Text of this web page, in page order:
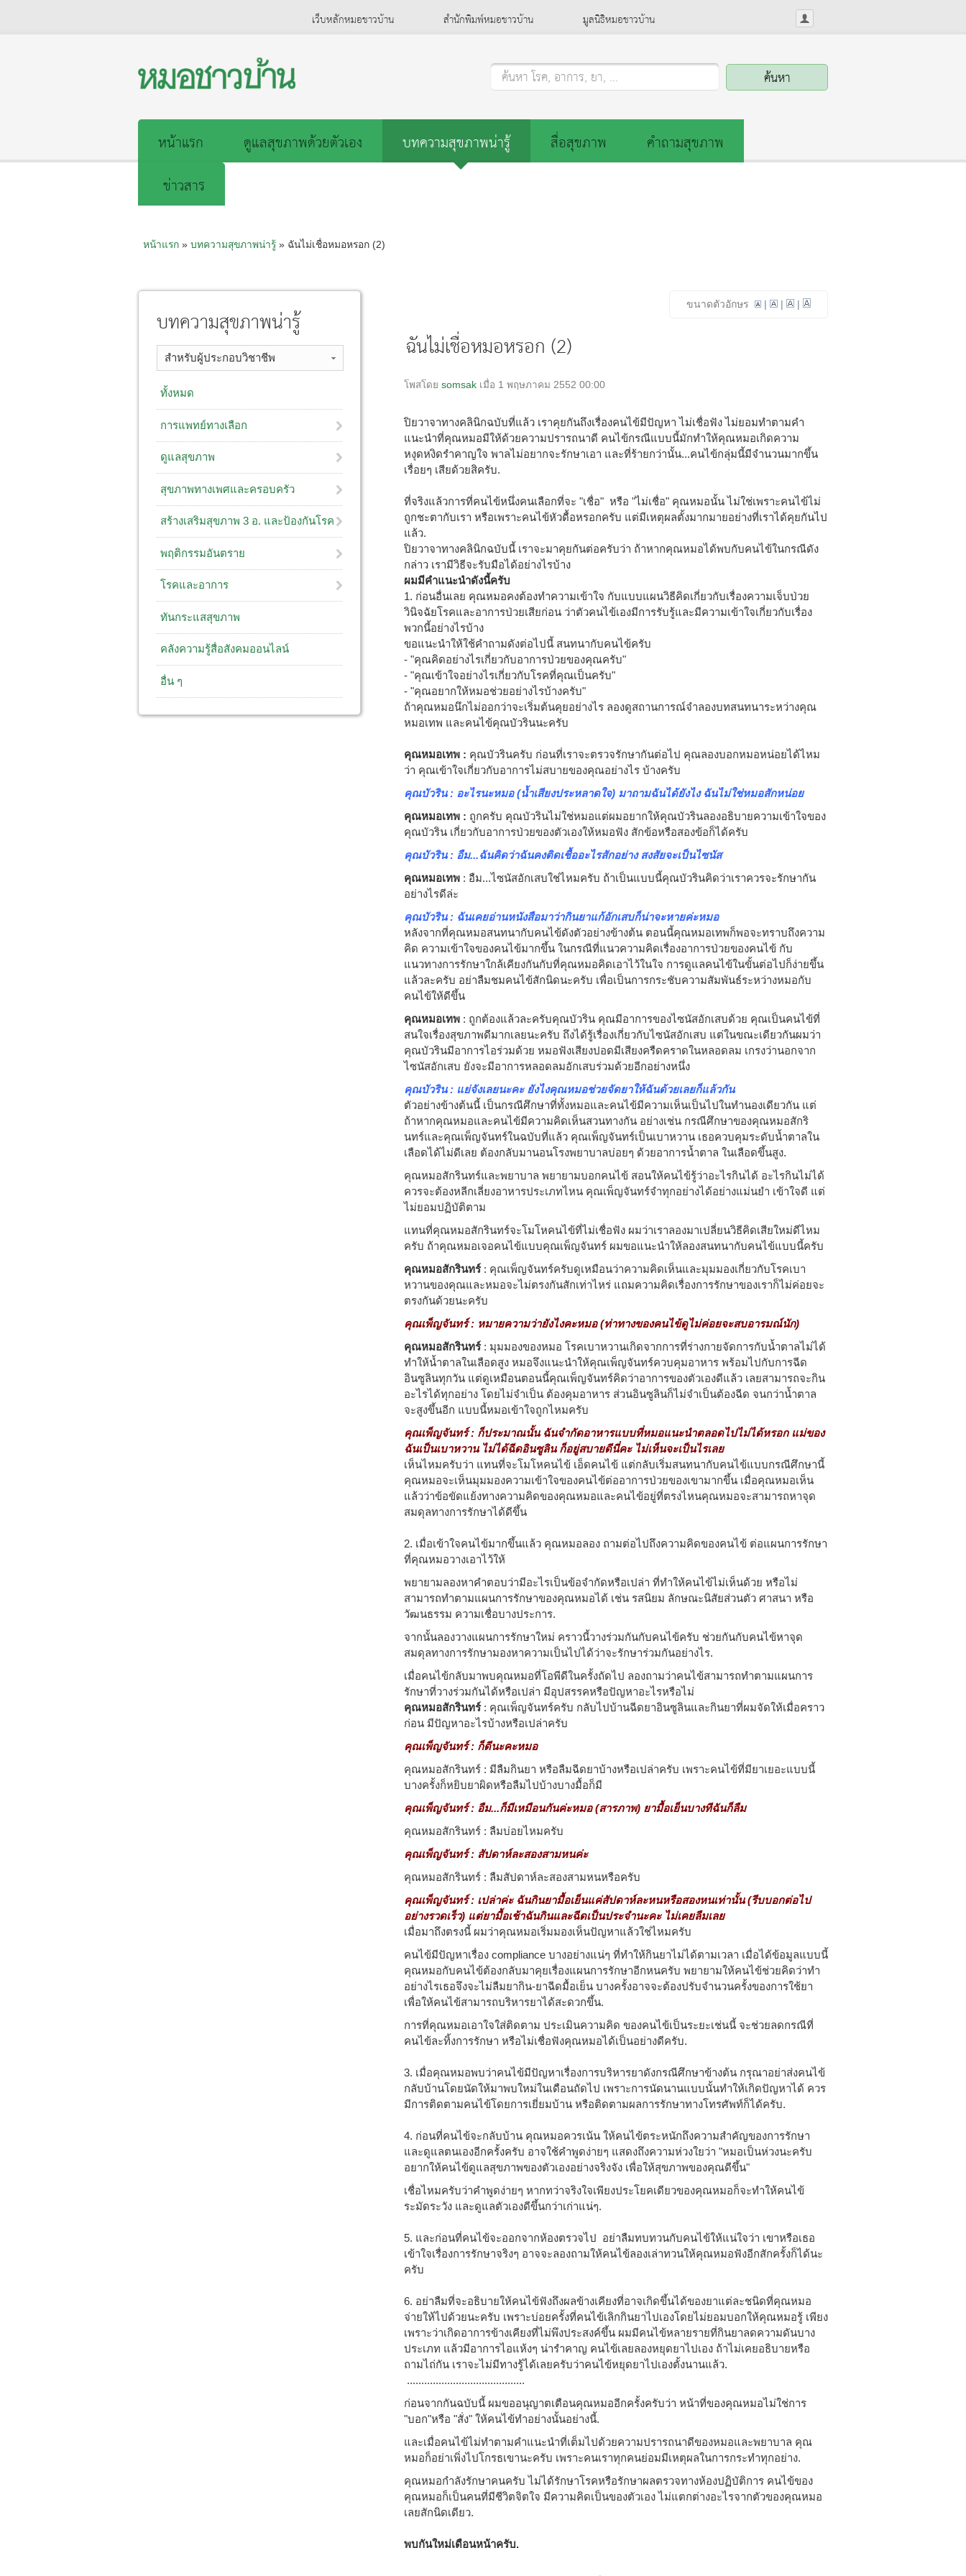
เว็บหลักหมอชาวบ้าน สำนักพิมพ์หมอชาวบ้าน มูลนิธิหมอชาวบ้าน
ค้นหา โรค, อาการ, ยา, ...
หน้าแรก ดูแลสุขภาพด้วยตัวเอง บทความสุขภาพน่ารู้ สื่อสุขภาพ
คำถามสุขภาพ
ข่าวสาร
หน้าแรก» บทความสุขภาพน่ารู้» ฉันไม่เชื่อหมอหรอก (2)
ขนาดตัวอักษร | | |
ฉันไม่เชื่อหมอหรอก (2)
โพสโดย somsak เมื่อ 1 พฤษภาคม 2552 00:00
ปิยวาจาทางคลินิกฉบับที่แล้ว เราคุยกันถึงเรื่องคนไข้มีปัญหา ไม่เชื่อฟัง ไม่ยอมทำตามคำ
แนะนำที่คุณหมอมีให้ด้วยความปรารถนาดี คนไข้กรณีแบบนี้มักทำให้คุณหมอเกิดความ
หงุดหงิดรำคาญใจ พาลไม่อยากจะรักษาเอา และที่ร้ายกว่านั้น...คนไข้กลุ่มนี้มีจำนวนมากขึ้น
เรื่อยๆ เสียด้วยสิครับ.
ที่จริงแล้วการที่คนไข้หนึ่งคนเลือกที่จะ "เชื่อ" หรือ "ไม่เชื่อ" คุณหมอนั้น ไม่ใช่เพราะคนไข้ไม่
ถูกชะตากับเรา หรือเพราะคนไข้หัวดื้อหรอกครับ แต่มีเหตุผลตั้งมากมายอย่างที่เราได้คุยกันไป
แล้ว.
ปิยวาจาทางคลินิกฉบับนี้ เราจะมาคุยกันต่อครับว่า ถ้าหากคุณหมอได้พบกับคนไข้ในกรณีดัง
กล่าว เรามีวิธีจะรับมือได้อย่างไรบ้าง
ผมมีคำแนะนำดังนี้ครับ
1. ก่อนอื่นเลย คุณหมอคงต้องทำความเข้าใจ กับแบบแผนวิธีคิดเกี่ยวกับเรื่องความเจ็บป่วย
วินิจฉัยโรคและอาการป่วยเสียก่อน ว่าตัวคนไข้เองมีการรับรู้และมีความเข้าใจเกี่ยวกับเรื่อง
พวกนี้อย่างไรบ้าง
ขอแนะนำให้ใช้คำถามดังต่อไปนี้ สนทนากับคนไข้ครับ
- "คุณคิดอย่างไรเกี่ยวกับอาการป่วยของคุณครับ"
- "คุณเข้าใจอย่างไรเกี่ยวกับโรคที่คุณเป็นครับ"
- "คุณอยากให้หมอช่วยอย่างไรบ้างครับ"
ถ้าคุณหมอนึกไม่ออกว่าจะเริ่มต้นคุยอย่างไร ลองดูสถานการณ์จำลองบทสนทนาระหว่างคุณ
หมอเทพ และคนไข้คุณบัวรินนะครับ
คุณหมอเทพ : คุณบัวรินครับ ก่อนที่เราจะตรวจรักษากันต่อไป คุณลองบอกหมอหน่อยได้ไหม
ว่า คุณเข้าใจเกี่ยวกับอาการไม่สบายของคุณอย่างไร บ้างครับ
คุณบัวริน : อะไรนะหมอ (น้ำเสียงประหลาดใจ) มาถามฉันได้ยังไง ฉันไม่ใช่หมอสักหน่อย
คุณหมอเทพ : ถูกครับ คุณบัวรินไม่ใช่หมอแต่ผมอยากให้คุณบัวรินลองอธิบายความเข้าใจของ
คุณบัวริน เกี่ยวกับอาการป่วยของตัวเองให้หมอฟัง สักข้อหรือสองข้อก็ได้ครับ
คุณบัวริน : อืม...ฉันคิดว่าฉันคงติดเชื้ออะไรสักอย่าง สงสัยจะเป็นไซนัส
คุณหมอเทพ : อืม...ไซนัสอักเสบใช่ไหมครับ ถ้าเป็นแบบนี้คุณบัวรินคิดว่าเราควรจะรักษากัน
อย่างไรดีล่ะ
คุณบัวริน : ฉันเคยอ่านหนังสือมาว่ากินยาแก้อักเสบก็น่าจะหายค่ะหมอ
หลังจากที่คุณหมอสนทนากับคนไข้ดังตัวอย่างข้างต้น ตอนนี้คุณหมอเทพก็พอจะทราบถึงความ
คิด ความเข้าใจของคนไข้มากขึ้น ในกรณีที่แนวความคิดเรื่องอาการป่วยของคนไข้ กับ
แนวทางการรักษาใกล้เคียงกันกับที่คุณหมอคิดเอาไว้ในใจ การดูแลคนไข้ในขั้นต่อไปก็ง่ายขึ้น
แล้วละครับ อย่าลืมชมคนไข้สักนิดนะครับ เพื่อเป็นการกระชับความสัมพันธ์ระหว่างหมอกับ
คนไข้ให้ดีขึ้น
คุณหมอเทพ : ถูกต้องแล้วละครับคุณบัวริน คุณมีอาการของไซนัสอักเสบด้วย คุณเป็นคนไข้ที่
สนใจเรื่องสุขภาพดีมากเลยนะครับ ถึงได้รู้เรื่องเกี่ยวกับไซนัสอักเสบ แต่ในขณะเดียวกันผมว่า
คุณบัวรินมีอาการไอร่วมด้วย หมอฟังเสียงปอดมีเสียงครืดคราดในหลอดลม เกรงว่านอกจาก
ไซนัสอักเสบ ยังจะมีอาการหลอดลมอักเสบร่วมด้วยอีกอย่างหนึ่ง
คุณบัวริน : แย่จังเลยนะคะ ยังไงคุณหมอช่วยจัดยาให้ฉันด้วยเลยก็แล้วกัน
ตัวอย่างข้างต้นนี้ เป็นกรณีศึกษาที่ทั้งหมอและคนไข้มีความเห็นเป็นไปในทำนองเดียวกัน แต่
ถ้าหากคุณหมอและคนไข้มีความคิดเห็นสวนทางกัน อย่างเช่น กรณีศึกษาของคุณหมอสักริ
นทร์และคุณเพ็ญจันทร์ในฉบับที่แล้ว คุณเพ็ญจันทร์เป็นเบาหวาน เธอควบคุมระดับน้ำตาลใน
เลือดได้ไม่ดีเลย ต้องกลับมานอนโรงพยาบาลบ่อยๆ ด้วยอาการน้ำตาล ในเลือดขึ้นสูง.
คุณหมอสักรินทร์และพยาบาล พยายามบอกคนไข้ สอนให้คนไข้รู้ว่าอะไรกินได้ อะไรกินไม่ได้
ควรจะต้องหลีกเลี่ยงอาหารประเภทไหน คุณเพ็ญจันทร์จำทุกอย่างได้อย่างแม่นยำ เข้าใจดี แต่
ไม่ยอมปฏิบัติตาม
แทนที่คุณหมอสักรินทร์จะโมโหคนไข้ที่ไม่เชื่อฟัง ผมว่าเราลองมาเปลี่ยนวิธีคิดเสียใหม่ดีไหม
ครับ ถ้าคุณหมอเจอคนไข้แบบคุณเพ็ญจันทร์ ผมขอแนะนำให้ลองสนทนากับคนไข้แบบนี้ครับ
คุณหมอสักรินทร์ : คุณเพ็ญจันทร์ครับดูเหมือนว่าความคิดเห็นและมุมมองเกี่ยวกับโรคเบา
หวานของคุณและหมอจะไม่ตรงกันสักเท่าไหร่ แถมความคิดเรื่องการรักษาของเราก็ไม่ค่อยจะ
ตรงกันด้วยนะครับ
คุณเพ็ญจันทร์ : หมายความว่ายังไงคะหมอ (ท่าทางของคนไข้ดูไม่ค่อยจะสบอารมณ์นัก)
คุณหมอสักรินทร์: มุมมองของหมอ โรคเบาหวานเกิดจากการที่ร่างกายจัดการกับน้ำตาลไม่ได้
ทำให้น้ำตาลในเลือดสูง หมอจึงแนะนำให้คุณเพ็ญจันทร์ควบคุมอาหาร พร้อมไปกับการฉีด
อินซูลินทุกวัน แต่ดูเหมือนตอนนี้คุณเพ็ญจันทร์คิดว่าอาการของตัวเองดีแล้ว เลยสามารถจะกิน
อะไรได้ทุกอย่าง โดยไม่จำเป็น ต้องคุมอาหาร ส่วนอินซูลินก็ไม่จำเป็นต้องฉีด จนกว่าน้ำตาล
จะสูงขึ้นอีก แบบนี้หมอเข้าใจถูกไหมครับ
คุณเพ็ญจันทร์ : ก็ประมาณนั้น ฉันจำกัดอาหารแบบที่หมอแนะนำตลอดไปไม่ได้หรอก แม่ของ
ฉันเป็นเบาหวาน ไม่ได้ฉีดอินซูลิน ก็อยู่สบายดีนี่คะ ไม่เห็นจะเป็นไรเลย
เห็นไหมครับว่า แทนที่จะโมโหคนไข้ เอ็ดคนไข้ แต่กลับเริ่มสนทนากับคนไข้แบบกรณีศึกษานี้
คุณหมอจะเห็นมุมมองความเข้าใจของคนไข้ต่ออาการป่วยของเขามากขึ้น เมื่อคุณหมอเห็น
แล้วว่าข้อขัดแย้งทางความคิดของคุณหมอและคนไข้อยู่ที่ตรงไหนคุณหมอจะสามารถหาจุด
สมดุลทางการรักษาได้ดีขึ้น
2. เมื่อเข้าใจคนไข้มากขึ้นแล้ว คุณหมอลอง ถามต่อไปถึงความคิดของคนไข้ ต่อแผนการรักษา
ที่คุณหมอวางเอาไว้ให้
พยายามลองหาคำตอบว่ามีอะไรเป็นข้อจำกัดหรือเปล่า ที่ทำให้คนไข้ไม่เห็นด้วย หรือไม่
สามารถทำตามแผนการรักษาของคุณหมอได้ เช่น รสนิยม ลักษณะนิสัยส่วนตัว ศาสนา หรือ
วัฒนธรรม ความเชื่อบางประการ.
จากนั้นลองวางแผนการรักษาใหม่ คราวนี้วางร่วมกันกับคนไข้ครับ ช่วยกันกับคนไข้หาจุด
สมดุลทางการรักษามองหาความเป็นไปได้ว่าจะรักษาร่วมกันอย่างไร.
เมื่อคนไข้กลับมาพบคุณหมอที่โอพีดีในครั้งถัดไป ลองถามว่าคนไข้สามารถทำตามแผนการ
รักษาที่วางร่วมกันได้หรือเปล่า มีอุปสรรคหรือปัญหาอะไรหรือไม่
คุณหมอสักรินทร์ : คุณเพ็ญจันทร์ครับ กลับไปบ้านฉีดยาอินซูลินและกินยาที่ผมจัดให้เมื่อคราว
ก่อน มีปัญหาอะไรบ้างหรือเปล่าครับ
คุณเพ็ญจันทร์ : ก็ดีนะคะหมอ
คุณหมอสักรินทร์ : มีลืมกินยา หรือลืมฉีดยาบ้างหรือเปล่าครับ เพราะคนไข้ที่มียาเยอะแบบนี้
บางครั้งก็หยิบยาผิดหรือลืมไปบ้างบางมื้อก็มี
คุณเพ็ญจันทร์ : อืม...ก็มีเหมือนกันค่ะหมอ (สารภาพ) ยามื้อเย็นบางทีฉันก็ลืม
คุณหมอสักรินทร์ : ลืมบ่อยไหมครับ
คุณเพ็ญจันทร์ : สัปดาห์ละสองสามหนค่ะ
คุณหมอสักรินทร์ : ลืมสัปดาห์ละสองสามหนหรือครับ
คุณเพ็ญจันทร์ : เปล่าค่ะ ฉันกินยามื้อเย็นแค่สัปดาห์ละหนหรือสองหนเท่านั้น (รีบบอกต่อไป
อย่างรวดเร็ว) แต่ยามื้อเช้าฉันกินและฉีดเป็นประจำนะคะ ไม่เคยลืมเลย
เมื่อมาถึงตรงนี้ ผมว่าคุณหมอเริ่มมองเห็นปัญหาแล้วใช่ไหมครับ
คนไข้มีปัญหาเรื่อง compliance บางอย่างแน่ๆ ที่ทำให้กินยาไม่ได้ตามเวลา เมื่อได้ข้อมูลแบบนี้
คุณหมอกับคนไข้ต้องกลับมาคุยเรื่องแผนการรักษาอีกหนครับ พยายามให้คนไข้ช่วยคิดว่าทำ
อย่างไรเธอจึงจะไม่ลืมยากิน-ยาฉีดมื้อเย็น บางครั้งอาจจะต้องปรับจำนวนครั้งของการใช้ยา
เพื่อให้คนไข้สามารถบริหารยาได้สะดวกขึ้น.
การที่คุณหมอเอาใจใส่ติดตาม ประเมินความคิด ของคนไข้เป็นระยะเช่นนี้ จะช่วยลดกรณีที่
คนไข้ละทิ้งการรักษา หรือไม่เชื่อฟังคุณหมอได้เป็นอย่างดีครับ.
3. เมื่อคุณหมอพบว่าคนไข้มีปัญหาเรื่องการบริหารยาดังกรณีศึกษาข้างต้น กรุณาอย่าส่งคนไข้
กลับบ้านโดยนัดให้มาพบใหม่ในเดือนถัดไป เพราะการนัดนานแบบนั้นทำให้เกิดปัญหาได้ ควร
มีการติดตามคนไข้โดยการเยี่ยมบ้าน หรือติดตามผลการรักษาทางโทรศัพท์ก็ได้ครับ.
4. ก่อนที่คนไข้จะกลับบ้าน คุณหมอควรเน้น ให้คนไข้ตระหนักถึงความสำคัญของการรักษา
และดูแลตนเองอีกครั้งครับ อาจใช้คำพูดง่ายๆ แสดงถึงความห่วงใยว่า "หมอเป็นห่วงนะครับ
อยากให้คนไข้ดูแลสุขภาพของตัวเองอย่างจริงจัง เพื่อให้สุขภาพของคุณดีขึ้น"
เชื่อไหมครับว่าคำพูดง่ายๆ หากทว่าจริงใจเพียงประโยคเดียวของคุณหมอก็จะทำให้คนไข้
ระมัดระวัง และดูแลตัวเองดีขึ้นกว่าเก่าแน่ๆ.
5. และก่อนที่คนไข้จะออกจากห้องตรวจไป อย่าลืมทบทวนกับคนไข้ให้แน่ใจว่า เขาหรือเธอ
เข้าใจเรื่องการรักษาจริงๆ อาจจะลองถามให้คนไข้ลองเล่าทวนให้คุณหมอฟังอีกสักครั้งก็ได้นะ
ครับ
6. อย่าลืมที่จะอธิบายให้คนไข้ฟังถึงผลข้างเคียงที่อาจเกิดขึ้นได้ของยาแต่ละชนิดที่คุณหมอ
จ่ายให้ไปด้วยนะครับ เพราะบ่อยครั้งที่คนไข้เลิกกินยาไปเองโดยไม่ยอมบอกให้คุณหมอรู้ เพียง
เพราะว่าเกิดอาการข้างเคียงที่ไม่พึงประสงค์ขึ้น ผมมีคนไข้หลายรายที่กินยาลดความดันบาง
ประเภท แล้วมีอาการไอแห้งๆ น่ารำคาญ คนไข้เลยลองหยุดยาไปเอง ถ้าไม่เคยอธิบายหรือ
ถามไถ่กัน เราจะไม่มีทางรู้ได้เลยครับว่าคนไข้หยุดยาไปเองตั้งนานแล้ว.
.........................................
ก่อนจากกันฉบับนี้ ผมขออนุญาตเตือนคุณหมออีกครั้งครับว่า หน้าที่ของคุณหมอไม่ใช่การ
"บอก"หรือ "สั่ง" ให้คนไข้ทำอย่างนั้นอย่างนี้.
และเมื่อคนไข้ไม่ทำตามคำแนะนำที่เต็มไปด้วยความปรารถนาดีของหมอและพยาบาล คุณ
หมอก็อย่าเพิ่งไปโกรธเขานะครับ เพราะคนเราทุกคนย่อมมีเหตุผลในการกระทำทุกอย่าง.
คุณหมอกำลังรักษาคนครับ ไม่ได้รักษาโรคหรือรักษาผลตรวจทางห้องปฏิบัติการ คนไข้ของ
คุณหมอก็เป็นคนที่มีชีวิตจิตใจ มีความคิดเป็นของตัวเอง ไม่แตกต่างอะไรจากตัวของคุณหมอ
เลยสักนิดเดียว.
พบกันใหม่เดือนหน้าครับ.
บทความสุขภาพน่ารู้
สำหรับผู้ประกอบวิชาชีพ
ทั้งหมด
การแพทย์ทางเลือก
ดูแลสุขภาพ
สุขภาพทางเพศและครอบครัว
สร้างเสริมสุขภาพ 3 อ. ​และป้องกันโรค
พฤติกรรมอันตราย
โรคและอาการ
ทันกระแสสุขภาพ
คลังความรู้สื่อสังคมออนไลน์
อื่น ๆ